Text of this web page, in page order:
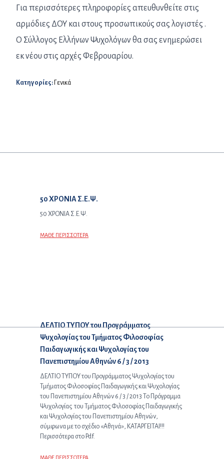
Για περισσότερες πληροφορίες απευθυνθείτε στις
αρμόδιες ΔΟΥ και στους προσωπικούς σας λογιστές .
Ο Σύλλογος Ελλήνων Ψυχολόγων θα σας ενημερώσει
εκ νέου στις αρχές Φεβρουαρίου.
Κατηγορίες: Γενικά
Προηγούμενο άρθρο:
50 ΧΡΟΝΙΑ Σ.Ε.Ψ.
50 ΧΡΟΝΙΑ Σ.Ε.Ψ.
ΜΑΘΕ ΠΕΡΙΣΣΟΤΕΡΑ
Επόμενο άρθρο:
ΔΕΛΤΙΟ ΤΥΠΟΥ του Προγράμματος
Ψυχολογίας του Τμήματος Φιλοσοφίας
Παιδαγωγικής και Ψυχολογίας του
Πανεπιστημίου Αθηνών 6 / 3 / 2013
ΔΕΛΤΙΟ ΤΥΠΟΥ του Προγράμματος Ψυχολογίας του
Τμήματος Φιλοσοφίας Παιδαγωγικής και Ψυχολογίας
του Πανεπιστημίου Αθηνών 6 / 3 / 2013 Το Πρόγραμμα
Ψυχολογίας του Τμήματος Φιλοσοφίας Παιδαγωγικής
και Ψυχολογίας του Πανεπιστημίου Αθηνών,
σύμφωνα με το σχέδιο «Αθηνά», ΚΑΤΑΡΓΕΙΤΑΙ!!!
Περισσότερα στο Pdf.
ΜΑΘΕ ΠΕΡΙΣΣΟΤΕΡΑ